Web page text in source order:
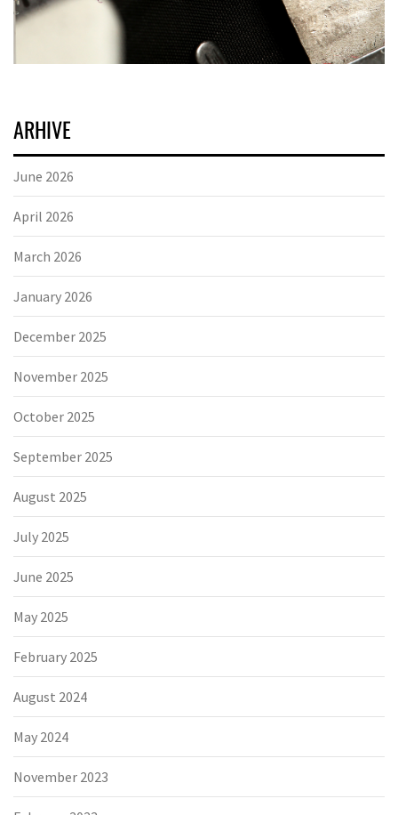
ARHIVE
June 2026
April 2026
March 2026
January 2026
December 2025
November 2025
October 2025
September 2025
August 2025
July 2025
June 2025
May 2025
February 2025
August 2024
May 2024
November 2023